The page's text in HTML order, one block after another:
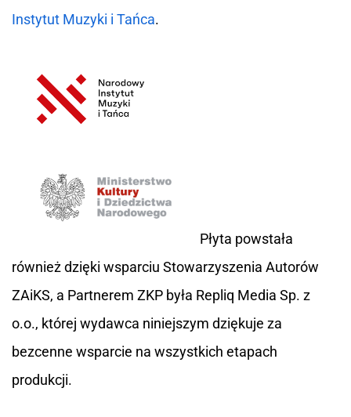
Instytut Muzyki i Tańca.
Płyta powstała
również dzięki wsparciu Stowarzyszenia Autorów
ZAiKS, a Partnerem ZKP była Repliq Media Sp. z
o.o., której wydawca niniejszym dziękuje za
bezcenne wsparcie na wszystkich etapach
produkcji.